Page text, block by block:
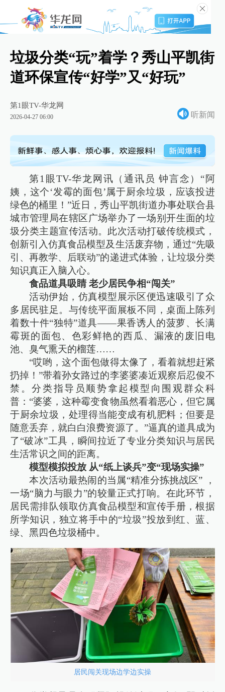
垃圾分类“玩”着学？秀山平凯街
道环保宣传“好学”又“好玩”
第1眼TV-华龙网
2026-04-27 06:00 听新闻
第1眼TV-华龙网讯（通讯员 钟言念）“阿
姨，这个‘发霉的面包’属于厨余垃圾，应该投进
绿色的桶里！”近日，秀山平凯街道办事处联合县
城市管理局在辖区广场举办了一场别开生面的垃
圾分类主题宣传活动。此次活动打破传统模式，
创新引入仿真食品模型及生活废弃物，通过“先吸
引、再教学、后联动”的递进式体验，让垃圾分类
知识真正入脑入心。
食品道具吸睛 老少居民争相“闯关”
活动伊始，仿真模型展示区便迅速吸引了众
多居民驻足。与传统平面展板不同，桌面上陈列
着数十件“独特”道具——果香诱人的菠萝、长满
霉斑的面包、色彩鲜艳的西瓜、漏液的废旧电
池、臭气熏天的榴莲……
“哎哟，这个面包做得太像了，看着就想赶紧
扔掉！”带着孙女路过的李婆婆凑近观察后忍俊不
禁。分类指导员顺势拿起模型向围观群众科
普：“婆婆，这种霉变食物虽然看着恶心，但它属
于厨余垃圾，处理得当能变成有机肥料；但要是
随意丢弃，就白白浪费资源了。”逼真的道具成为
了“破冰”工具，瞬间拉近了专业分类知识与居民
生活常识之间的距离。
模型模拟投放 从“纸上谈兵”变“现场实操”
本次活动最热闹的当属“精准分拣挑战区” ，
一场“脑力与眼力”的较量正式打响。在此环节，
居民需排队领取仿真食品模型和宣传手册，根据
所学知识，独立将手中的“垃圾”投放到红、蓝、
绿、黑四色垃圾桶中。
居民闯关现场边学边实操